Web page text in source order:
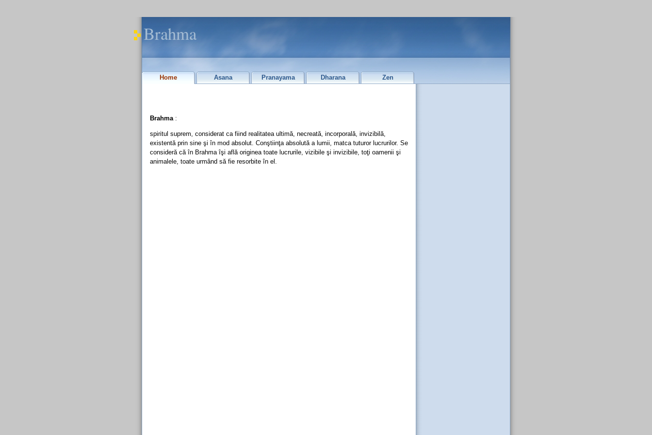
Brahma
Home Asana Pranayama Dharana Zen
Brahma :
spiritul suprem, considerat ca fiind realitatea ultimă, necreată, incorporală, invizibilă,
existentă prin sine şi în mod absolut. Conştiinţa absolută a lumii, matca tuturor lucrurilor. Se
consideră că în Brahma îşi află originea toate lucrurile, vizibile şi invizibile, toţi oamenii şi
animalele, toate urmând să fie resorbite în el.